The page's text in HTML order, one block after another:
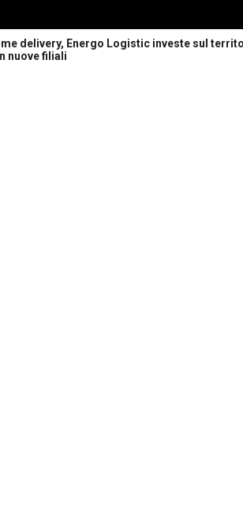
delivery, Energo Logistic investe sul
nuove filiali